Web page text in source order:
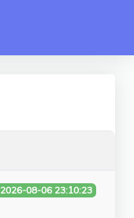
2026-08-06 23:10:23